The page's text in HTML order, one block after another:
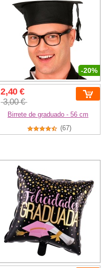
-20%
2,40 €
3,00 €
Birrete de graduado - 56 cm
(67)